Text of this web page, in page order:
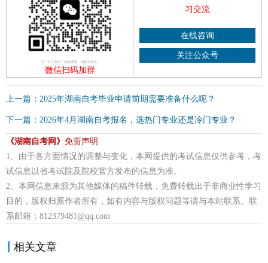
微信扫码加群
习交流
在线咨询
关注公众号
上一篇：2025年湖南自考毕业申请前期需要准备什么呢？
下一篇：2026年4月湖南自考报名，选热门专业还是冷门专业？
《湖南自考网》 免责声明
1、由于各方面情况的调整与变化，本网提供的考试信息仅供参考，考
试信息以省考试院及院校官方发布的信息为准。
2、本网信息来源为其他媒体的稿件转载，免费转载出于非商业性学习
目的，版权归原作者所有，如有内容与版权问题等请与本站联系。联
系邮箱：812379481@qq.com
相关文章